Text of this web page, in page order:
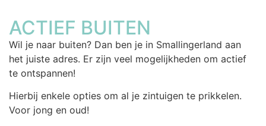
ACTIEF BUITEN
Wil je naar buiten? Dan ben je in Smallingerland aan
het juiste adres. Er zijn veel mogelijkheden om actief
te ontspannen!
Hierbij enkele opties om al je zintuigen te prikkelen.
Voor jong en oud!